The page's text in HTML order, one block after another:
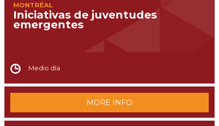
MONTRÉAL
Iniciativas de juventudes
emergentes
Medio día
MORE INFO